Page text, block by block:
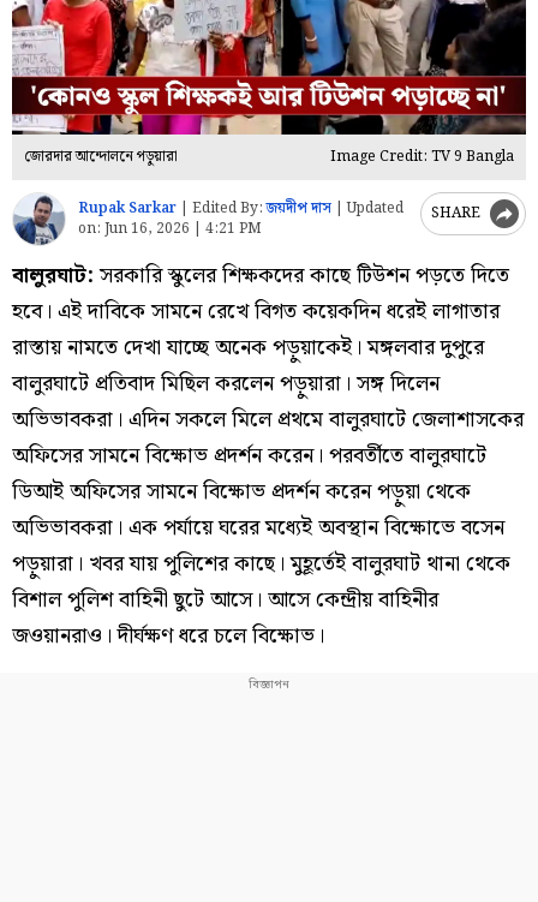
জোরদার আন্দোলনে পড়ুয়ারা Image Credit: TV 9 Bangla
Rupak Sarkar Edited By:জয়দীপ দাস |Updated
on: Jun 16, 2026 | 4:21 PM
SHARE
বালুরঘাট:সরকারি স্কুলের শিক্ষকদের কাছে টিউশন পড়তে দিতে
হবে। এই দাবিকে সামনে রেখে বিগত কয়েকদিন ধরেই লাগাতার
রাস্তায় নামতে দেখা যাচ্ছে অনেক পড়ুয়াকেই। মঙ্গলবার দুপুরে
বালুরঘাটে প্রতিবাদ মিছিল করলেন পড়ুয়ারা। সঙ্গ দিলেন
অভিভাবকরা। এদিন সকলে মিলে প্রথমে বালুরঘাটে জেলাশাসকের
অফিসের সামনে বিক্ষোভ প্রদর্শন করেন। পরবর্তীতে বালুরঘাটে
ডিআই অফিসের সামনে বিক্ষোভ প্রদর্শন করেন পড়ুয়া থেকে
অভিভাবকরা। এক পর্যায়ে ঘরের মধ্যেই অবস্থান বিক্ষোভে বসেন
পড়ুয়ারা। খবর যায় পুলিশের কাছে। মুহূর্তেই বালুরঘাট থানা থেকে
বিশাল পুলিশ বাহিনী ছুটে আসে। আসে কেন্দ্রীয় বাহিনীর
জওয়ানরাও। দীর্ঘক্ষণ ধরে চলে বিক্ষোভ।